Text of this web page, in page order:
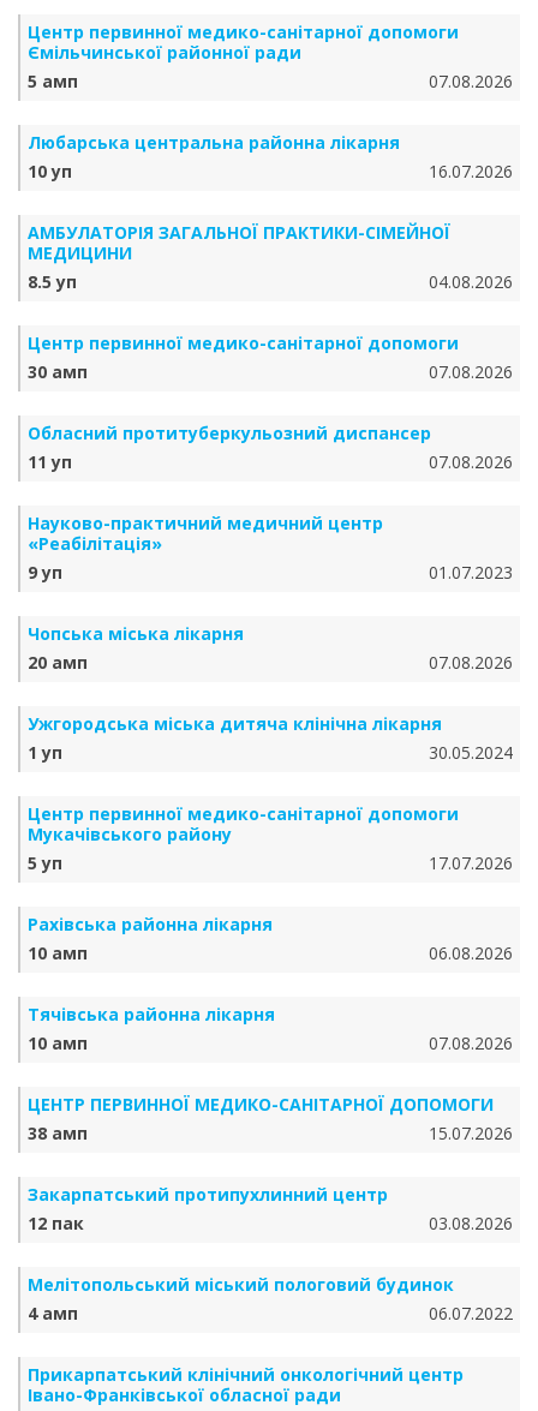
Центр первинної медико-санітарної допомоги
Ємільчинської районної ради
5 амп
07.08.2026
Любарська центральна районна лікарня
10 уп
16.07.2026
АМБУЛАТОРІЯ ЗАГАЛЬНОЇ ПРАКТИКИ-СІМЕЙНОЇ
МЕДИЦИНИ
8.5 уп
04.08.2026
Центр первинної медико-санітарної допомоги
30 амп
07.08.2026
Обласний протитуберкульозний диспансер
11 уп
07.08.2026
Науково-практичний медичний центр
«Реабілітація»
9 уп
01.07.2023
Чопська міська лікарня
20 амп
07.08.2026
Ужгородська міська дитяча клінічна лікарня
1 уп
30.05.2024
Центр первинної медико-санітарної допомоги
Мукачівського району
5 уп
17.07.2026
Рахівська районна лікарня
10 амп
06.08.2026
Тячівська районна лікарня
10 амп
07.08.2026
ЦЕНТР ПЕРВИННОЇ МЕДИКО-САНІТАРНОЇ ДОПОМОГИ
38 амп
15.07.2026
Закарпатський протипухлинний центр
12 пак
03.08.2026
Мелітопольський міський пологовий будинок
4 амп
06.07.2022
Прикарпатський клінічний онкологічний центр
Івано-Франківської обласної ради